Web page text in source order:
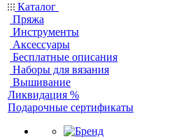
Каталог
Пряжа
Инструменты
Аксессуары
Бесплатные описания
Наборы для вязания
Вышивание
Ликвидация %
Подарочные сертификаты